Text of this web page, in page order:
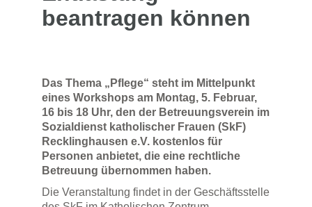
beantragen können
Das Thema „Pflege“ steht im Mittelpunkt
eines Workshops am Montag, 5. Februar,
16 bis 18 Uhr, den der Betreuungsverein im
Sozialdienst katholischer Frauen (SkF)
Recklinghausen e.V. kostenlos für
Personen anbietet, die eine rechtliche
Betreuung übernommen haben.
Die Veranstaltung findet in der Geschäftsstelle